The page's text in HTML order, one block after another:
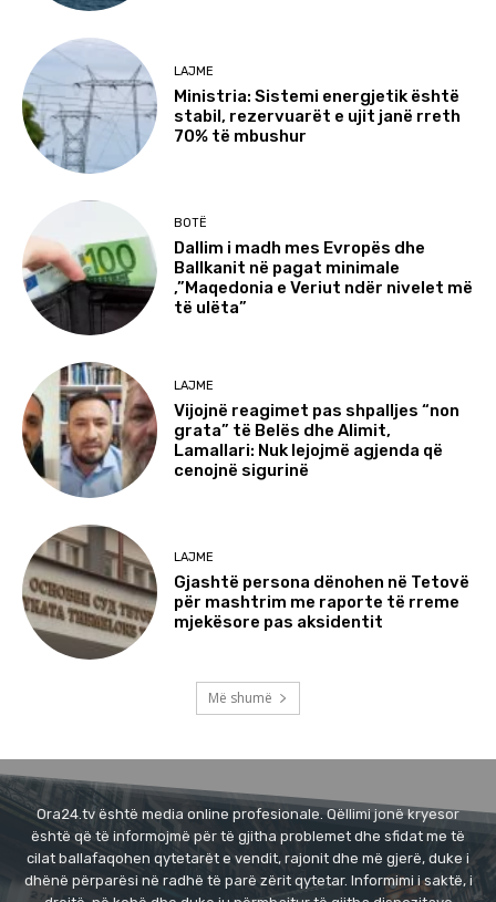
LAJME
Ministria: Sistemi energjetik është
stabil, rezervuarët e ujit janë rreth
70% të mbushur
BOTË
Dallim i madh mes Evropës dhe
Ballkanit në pagat minimale
,”Maqedonia e Veriut ndër nivelet më
të ulëta”
LAJME
Vijojnë reagimet pas shpalljes “non
grata” të Belës dhe Alimit,
Lamallari: Nuk lejojmë agjenda që
cenojnë sigurinë
LAJME
Gjashtë persona dënohen në Tetovë
për mashtrim me raporte të rreme
mjekësore pas aksidentit
Më shumë
Ora24.tv është media online profesionale. Qëllimi jonë kryesor
është që të informojmë për të gjitha problemet dhe sfidat me të
cilat ballafaqohen qytetarët e vendit, rajonit dhe më gjerë, duke i
dhënë përparësi në radhë të parë zërit qytetar. Informimi i saktë, i